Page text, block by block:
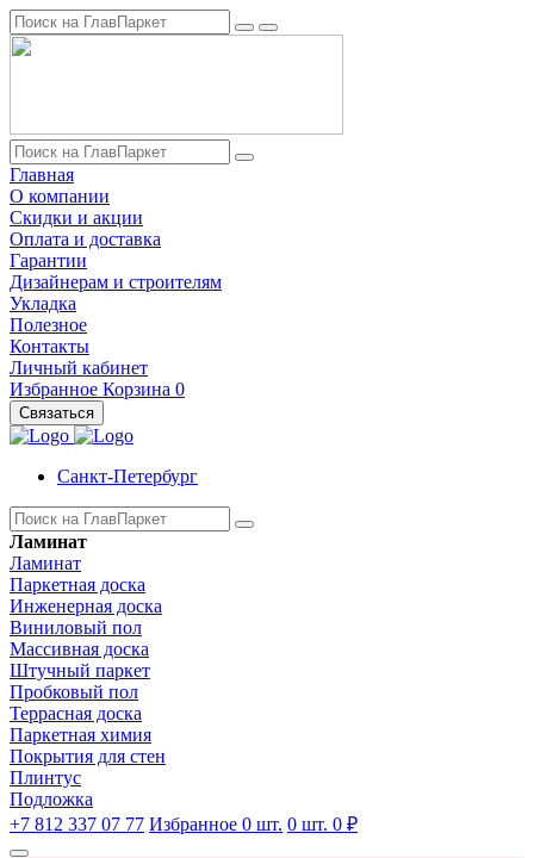
Главная
О компании
Скидки и акции
Оплата и доставка
Гарантии
Дизайнерам и строителям
Укладка
Полезное
Контакты
Личный кабинет
Избранное Корзина 0
Связаться
Санкт-Петербург
Ламинат
Ламинат
Паркетная доска
Инженерная доска
Виниловый пол
Массивная доска
Штучный паркет
Пробковый пол
Террасная доска
Паркетная химия
Покрытия для стен
Плинтус
Подложка
+7 812 337 07 77 Избранное 0 шт. 0 шт. 0 ₽